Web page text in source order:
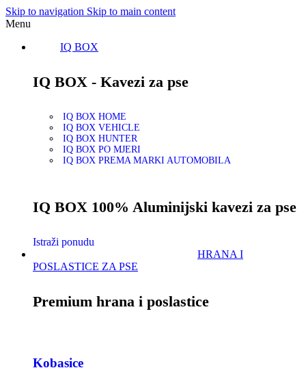
Skip to navigation Skip to main content
Menu
IQ BOX
IQ BOX - Kavezi za pse
IQ BOX HOME
IQ BOX VEHICLE
IQ BOX HUNTER
IQ BOX PO MJERI
IQ BOX PREMA MARKI AUTOMOBILA
IQ BOX 100% Aluminijski kavezi za pse
Istraži ponudu
HRANA I
POSLASTICE ZA PSE
Premium hrana i poslastice
Kobasice